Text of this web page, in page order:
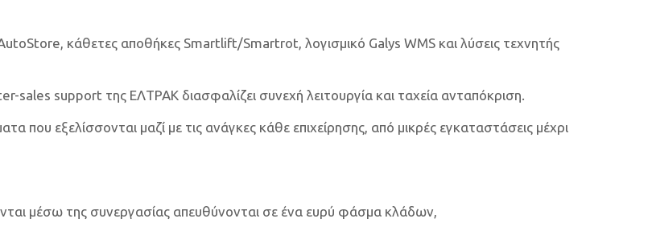
κάθετες αποθήκες Smartlift/Smartrot, λογισμικό Galys WMS και λύσεις τεχνητής
sales support της ΕΛΤΡΑΚ διασφαλίζει συνεχή λειτουργία και ταχεία ανταπόκριση.
που εξελίσσονται μαζί με τις ανάγκες κάθε επιχείρησης, από μικρές εγκαταστάσεις μέχρι
μέσω της συνεργασίας απευθύνονται σε ένα ευρύ φάσμα κλάδων,